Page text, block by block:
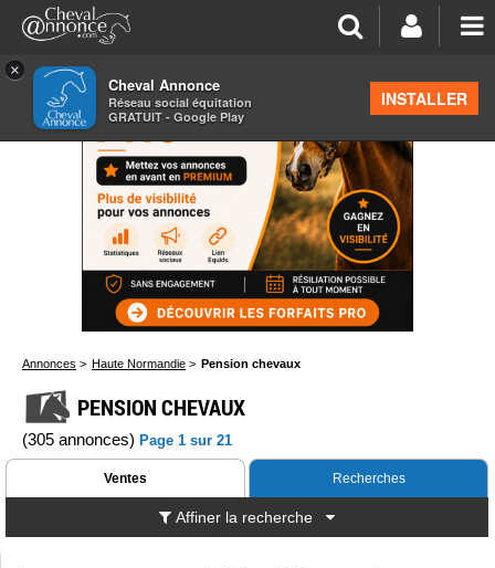
×
Cheval Annonce
Réseau social équitation
GRATUIT - Google Play
INSTALLER
Annonces > Haute Normandie > Pension chevaux
PENSION CHEVAUX
(305 annonces) Page 1 sur 21
Ventes Recherches
Affiner la recherche